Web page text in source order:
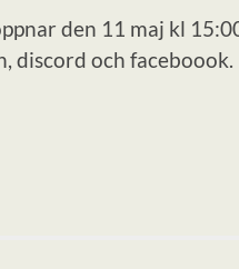
den 11 maj kl
discord och faceboook.